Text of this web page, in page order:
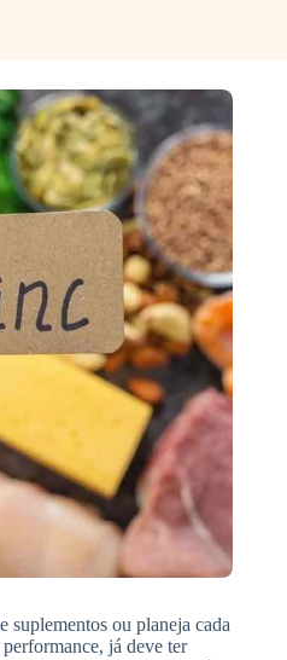
suplementos ou planeja cada
já deve ter